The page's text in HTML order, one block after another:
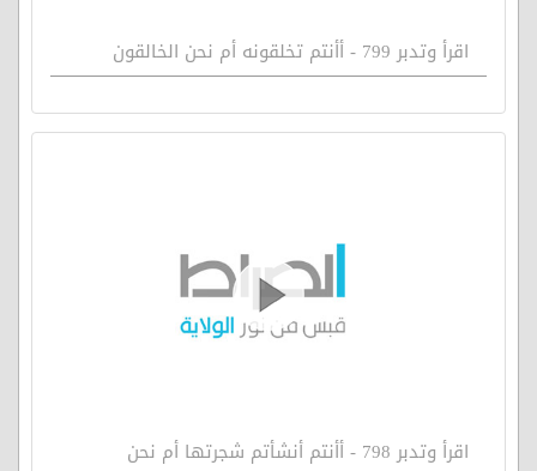
اقرأ وتدبر 799 - أأنتم تخلقونه أم نحن الخالقون
اقرأ وتدبر 798 - أأنتم أنشأتم شجرتها أم نحن